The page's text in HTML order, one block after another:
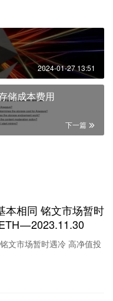
2024-01-27 13:51
储成本费用
下一篇
本相同 铭文市场暂时
— 2023.11.30
文市场暂时遇冷 高净值投
区的区分看了BTC的持仓